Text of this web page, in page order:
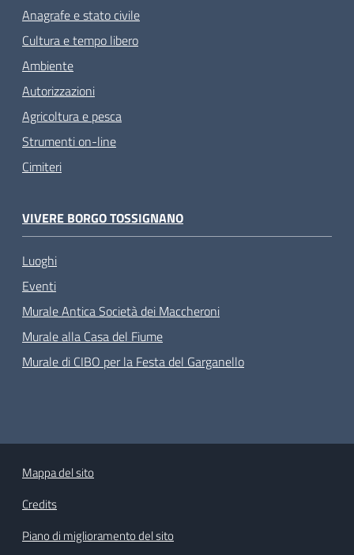
Anagrafe e stato civile
Cultura e tempo libero
Ambiente
Autorizzazioni
Agricoltura e pesca
Strumenti on-line
Cimiteri
VIVERE BORGO TOSSIGNANO
Luoghi
Eventi
Murale Antica Società dei Maccheroni
Murale alla Casa del Fiume
Murale di CIBO per la Festa del Garganello
Mappa del sito
Credits
Piano di miglioramento del sito